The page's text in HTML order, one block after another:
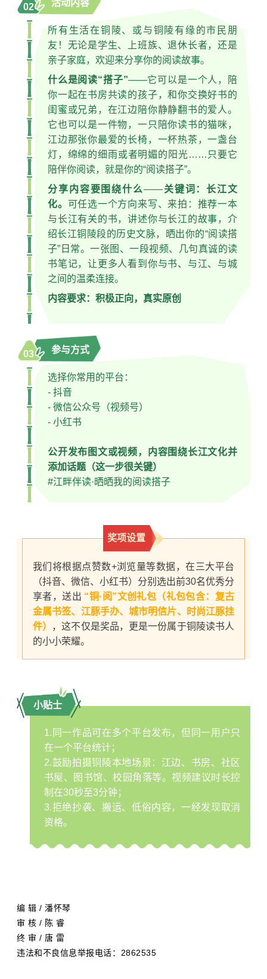
02 活动内容
所有生活在铜陵、或与铜陵有缘的市民朋
友！无论是学生、上班族、退休长者，还是
亲子家庭，欢迎来分享你的阅读故事。
什么是阅读“搭子”——它可以是一个人，陪
你一起在书房共读的孩子，和你交换好书的
闺蜜或兄弟，在江边陪你静静翻书的爱人。
它也可以是一件物，一只陪你读书的猫咪，
江边那张你最爱的长椅，一杯热茶，一盏台
灯，绵绵的细雨或者明媚的阳光……只要它
陪伴你阅读，就是你的“阅读搭子”。
分享内容要围绕什么——关键词：长江文
化。 可任选一个方向来写、来拍：推荐一本
与长江有关的书，讲述你与长江的故事，介
绍长江铜陵段的历史文脉，晒出你的“阅读搭
子”日常。一张图、一段视频、几句真诚的读
书笔记，让更多人看到你与书、与江、与城
之间的温柔连接。
内容要求：积极正向，真实原创
03 参与方式
选择你常用的平台：
- 抖音
- 微信公众号（视频号）
- 小红书
公开发布图文或视频，内容围绕长江文化并
添加话题（这一步很关键）
#江畔伴读·晒晒我的阅读搭子
奖项设置
我们将根据点赞数+浏览量等数据，在三大平台
（抖音、微信、小红书）分别选出前30名优秀分
享者，送出 “铜·阅”文创礼包（礼包包含：复古
金属书签、江豚手办、城市明信片、时尚江豚挂
件）
，这不仅是奖品，更是一份属于铜陵读书人
的小小荣耀。
小贴士
1.同一作品可在多个平台发布，但同一用户只
在一个平台统计；
2.鼓励拍摄铜陵本地场景：江边、书房、社区
书屋、图书馆、校园角落等。视频建议时长控
制在30秒至3分钟；
3.拒绝抄袭、搬运、低俗内容，一经发现取消
资格。
编 辑 / 潘怀琴
审 核 / 陈 睿
终 审 / 唐 雷
违法和不良信息举报电话：2862535